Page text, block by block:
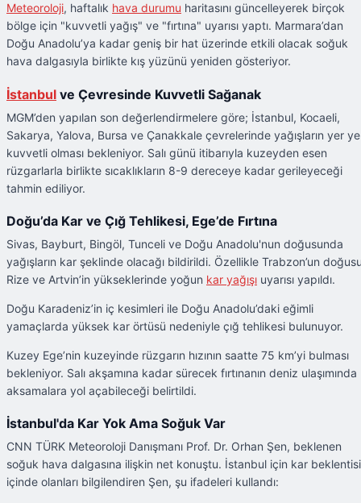
Meteoroloji, haftalık hava durumu haritasını güncelleyerek birçok
bölge için "kuvvetli yağış" ve "fırtına" uyarısı yaptı. Marmara’dan
Doğu Anadolu’ya kadar geniş bir hat üzerinde etkili olacak soğuk
hava dalgasıyla birlikte kış yüzünü yeniden gösteriyor.
İstanbul ve Çevresinde Kuvvetli Sağanak
MGM’den yapılan son değerlendirmelere göre; İstanbul, Kocaeli,
Sakarya, Yalova, Bursa ve Çanakkale çevrelerinde yağışların yer
kuvvetli olması bekleniyor. Salı günü itibarıyla kuzeyden esen
rüzgarlarla birlikte sıcaklıkların 8-9 dereceye kadar gerileyeceği
tahmin ediliyor.
Doğu’da Kar ve Çığ Tehlikesi, Ege’de Fırtına
Sivas, Bayburt, Bingöl, Tunceli ve Doğu Anadolu'nun doğusunda
yağışların kar şeklinde olacağı bildirildi. Özellikle Trabzon’un
Rize ve Artvin’in yükseklerinde yoğun kar yağışı uyarısı yapıldı.
Doğu Karadeniz’in iç kesimleri ile Doğu Anadolu’daki eğimli
yamaçlarda yüksek kar örtüsü nedeniyle çığ tehlikesi bulunuyor.
Kuzey Ege’nin kuzeyinde rüzgarın hızının saatte 75 km’yi bulması
bekleniyor. Salı akşamına kadar sürecek fırtınanın deniz ulaşımında
aksamalara yol açabileceği belirtildi.
İstanbul'da Kar Yok Ama Soğuk Var
CNN TÜRK Meteoroloji Danışmanı Prof. Dr. Orhan Şen, beklenen
soğuk hava dalgasına ilişkin net konuştu. İstanbul için kar beklentisi
içinde olanları bilgilendiren Şen, şu ifadeleri kullandı: